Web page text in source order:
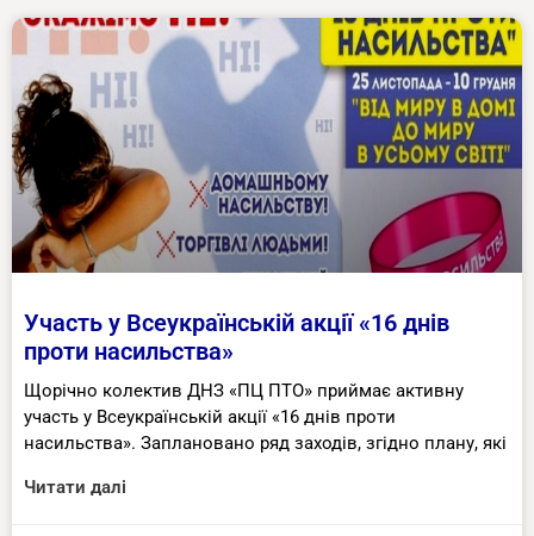
Участь у Всеукраїнській акції «16 днів
проти насильства»
Щорічно колектив ДНЗ «ПЦ ПТО» приймає активну
участь у Всеукраїнській акції «16 днів проти
насильства». Заплановано ряд заходів, згідно плану, які
Читати далі